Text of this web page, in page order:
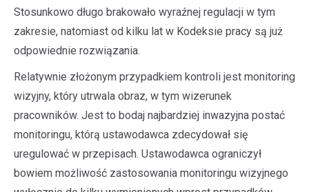
Stosunkowo długo brakowało wyraźnej regulacji w tym
zakresie, natomiast od kilku lat w Kodeksie pracy są już
odpowiednie rozwiązania.
Relatywnie złożonym przypadkiem kontroli jest monitoring
wizyjny, który utrwala obraz, w tym wizerunek
pracowników. Jest to bodaj najbardziej inwazyjna postać
monitoringu, którą ustawodawca zdecydował się
uregulować w przepisach. Ustawodawca ograniczył
bowiem możliwość zastosowania monitoringu wizyjnego